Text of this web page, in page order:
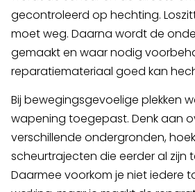
gecontroleerd op hechting.
moet weg. Daarna wordt de
gemaakt en waar nodig
reparatiemateriaal goed kan
Bij bewegingsgevoelige plekken
wapening toegepast. Denk aan
verschillende ondergronden,
scheurtrajecten die eerder al zijn
Daarmee voorkom je niet iedere